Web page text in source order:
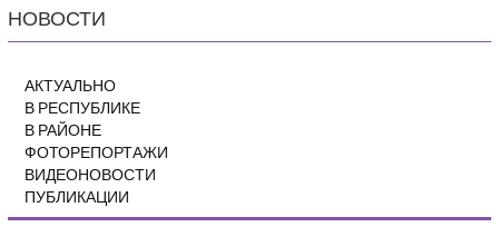
НОВОСТИ
АКТУАЛЬНО
В РЕСПУБЛИКЕ
В РАЙОНЕ
ФОТОРЕПОРТАЖИ
ВИДЕОНОВОСТИ
ПУБЛИКАЦИИ